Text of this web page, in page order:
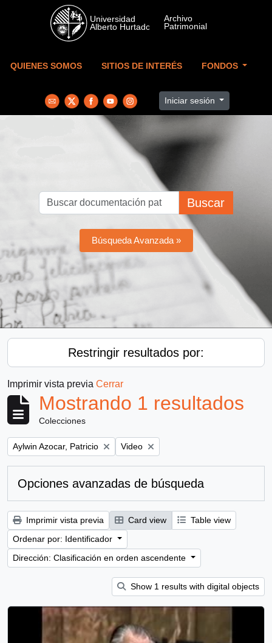
Skip to main content
QUIENES SOMOS SITIOS DE INTERÉS FONDOS
Iniciar sesión
Buscar
Búsqueda Avanzada »
Restringir resultados por:
Imprimir vista previa Cerrar
Mostrando 1 resultados
Colecciones
Remove filter:
Aylwin Azocar, Patricio Remove filter:
Video
Opciones avanzadas de búsqueda
Imprimir vista previa Card view
Table view
Ordenar por: Identificador
Dirección: Clasificación en orden ascendente
Show 1 results with digital objects